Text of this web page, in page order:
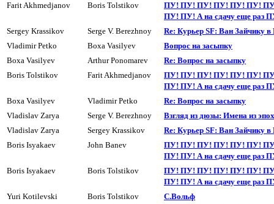
Farit Akhmedjanov
Boris Tolstikov
ПУ! ПУ! ПУ! ПУ! ПУ! ПУ!
ПУ! ПУ! А на сдачy еще раз
Sergey Krassikov
Serge V. Berezhnoy
Re: Курьер SF: Ван Зайчику в
Vladimir Petko
Boxa Vasilyev
Вопpос на засыпкy
Boxa Vasilyev
Arthur Ponomarev
Re: Вопрос на засыпкy
Boris Tolstikov
Farit Akhmedjanov
ПУ! ПУ! ПУ! ПУ! ПУ! ПУ!
ПУ! ПУ! А на сдачy еще раз
Boxa Vasilyev
Vladimir Petko
Re: Вопрос на засыпкy
Vladislav Zarya
Serge V. Berezhnoy
Взгляд из дюзы: Имена из
Vladislav Zarya
Sergey Krassikov
Re: Курьер SF: Ван Зайчику в
Boris Isyakaev
John Banev
ПУ! ПУ! ПУ! ПУ! ПУ! ПУ!
ПУ! ПУ! А на сдачy еще раз
Boris Isyakaev
Boris Tolstikov
ПУ! ПУ! ПУ! ПУ! ПУ! ПУ!
ПУ! ПУ! А на сдачy еще раз
Yuri Kotilevski
Boris Tolstikov
С.Вольф